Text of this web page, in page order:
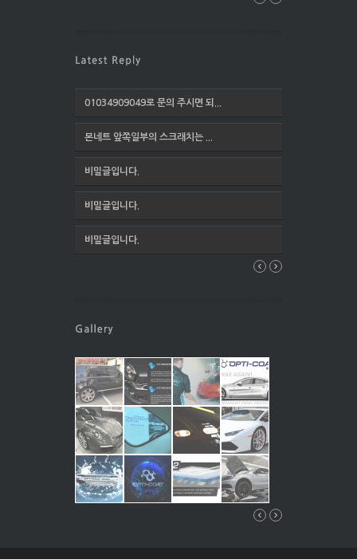
01034909049로 문의 주시면 되...
본네트 앞쪽일부의 스크래치는 ...
비밀글입니다.
비밀글입니다.
비밀글입니다.